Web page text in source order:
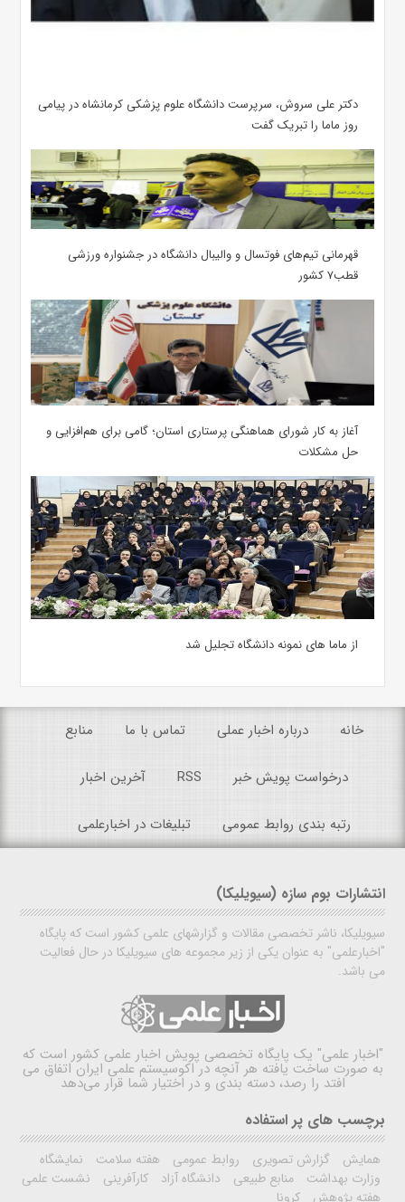
دکتر علی سروش، سرپرست دانشگاه علوم پزشکی کرمانشاه در پیامی
روز ماما را تبریک گفت
قهرمانی تیم‌های فوتسال و والیبال دانشگاه در جشنواره ورزشی
قطب۷ کشور
آغاز به کار شورای هماهنگی پرستاری استان؛ گامی برای هم‌افزایی و
حل مشکلات
از ماما های نمونه دانشگاه تجلیل شد
خانه درباره اخبار عملی تماس با ما منابع
درخواست پویش خبر RSS آخرین اخبار
رتبه بندی روابط عمومی تبلیغات در اخبارعلمی
انتشارات بوم سازه (سیویلیکا)
سیویلیکا، ناشر تخصصی مقالات و گزارشهای علمی کشور است که پایگاه
"اخبارعلمی" به عنوان یکی از زیر مجموعه های سیویلیکا در حال فعالیت
می باشد.
"اخبار علمی" یک پایگاه تخصصی پویش اخبار علمی کشور است که
به صورت ساخت یافته هر آنچه در اکوسیستم علمی ایران اتفاق می
افتد را رصد، دسته بندی و در اختیار شما قرار می‌دهد
برچسب های پر استفاده
همایش گزارش تصویری روابط عمومی هفته سلامت
نمایشگاه
وزارت بهداشت
منابع طبیعی دانشگاه آزاد کارآفرینی
نشست علمی
هفته پژوهش
کرونا